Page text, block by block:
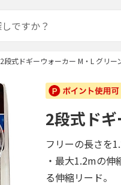
2段式ドギーウォーカー M・L グリー
2段式ド
フリーの長さを
・最大1.2mの
る伸縮リード。